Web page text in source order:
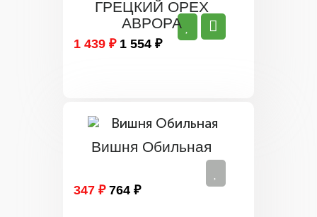
ГРЕЦКИЙ ОРЕХ
АВРОРА
1 439 ₽ 1 554 ₽
Вишня Обильная
347 ₽ 764 ₽